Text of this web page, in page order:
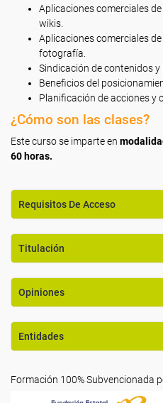
Aplicaciones comerciales
wikis.
Aplicaciones comerciales
fotografía.
Sindicación de contenidos y
Beneficios del
Planificación de acciones y
¿Cómo son las clases?
Este curso se imparte en
60 horas.
Requisitos De Acceso
Titulación
Opiniones
Entidades
Formación 100% Subvencionada